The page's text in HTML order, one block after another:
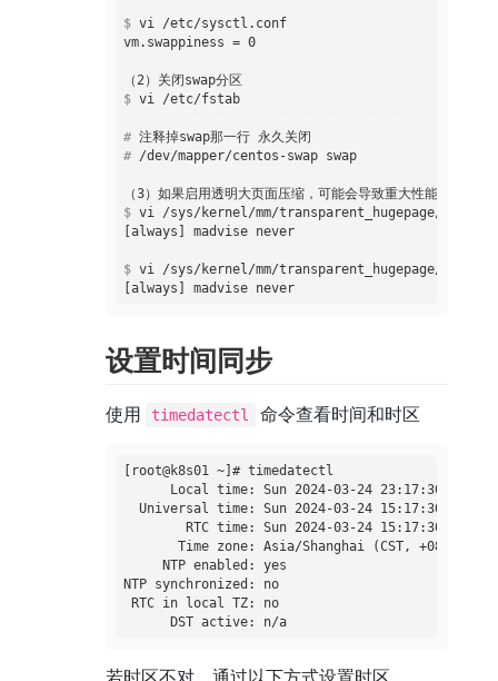
$ vi /etc/sysctl.conf
vm.swappiness = 0
$ vi /etc/fstab
# 注释掉swap那一行 永久关闭
# /dev/mapper/centos-swap swap
$ vi /sys/kernel/mm/transparent_hugepage/defrag
[always] madvise never
$ vi /sys/kernel/mm/transparent_hugepage/enabled
[always] madvise never
设置时间同步
使用 timedatectl 命令查看时间和时区
[root@k8s01 ~]# timedatectl
      Local time: Sun 2024-03-24 23:17:30 CST
  Universal time: Sun 2024-03-24 15:17:30 UTC
        RTC time: Sun 2024-03-24 15:17:30
       Time zone: Asia/Shanghai (CST, +0800)
     NTP enabled: yes
NTP synchronized: no
RTC in local TZ: no
      DST active: n/a